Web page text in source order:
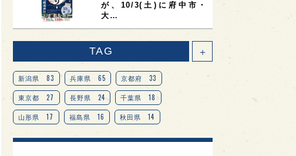
が、10/3(土)に府中市・
大…
TAG ＋
新潟県 83 兵庫県 65 京都府 33
東京都 27 長野県 24 千葉県 18
山形県 17 福島県 16 秋田県 14
愛知県 14 宮城県 14 岐阜県 13